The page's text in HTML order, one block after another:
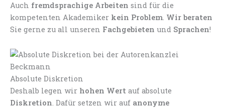
Auch fremdsprachige Arbeiten sind für die
kompetenten Akademiker kein Problem. Wir beraten
Sie gerne zu all unseren Fachgebieten und Sprachen!
Absolute Diskretion
Deshalb legen wir hohen Wert auf absolute
Diskretion . Dafür setzen wir auf anonyme